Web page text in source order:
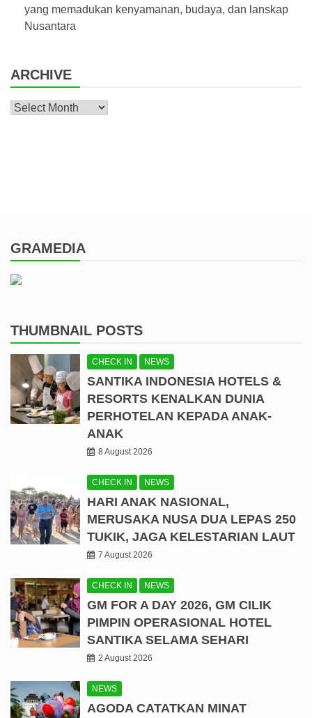
yang memadukan kenyamanan, budaya, dan lanskap
Nusantara
ARCHIVE
Archive
GRAMEDIA
THUMBNAIL POSTS
CHECK IN NEWS
SANTIKA INDONESIA HOTELS &
RESORTS KENALKAN DUNIA
PERHOTELAN KEPADA ANAK-
ANAK
8 August 2026
CHECK IN NEWS
HARI ANAK NASIONAL,
MERUSAKA NUSA DUA LEPAS 250
TUKIK, JAGA KELESTARIAN LAUT
7 August 2026
CHECK IN NEWS
GM FOR A DAY 2026, GM CILIK
PIMPIN OPERASIONAL HOTEL
SANTIKA SELAMA SEHARI
2 August 2026
NEWS
AGODA CATATKAN MINAT